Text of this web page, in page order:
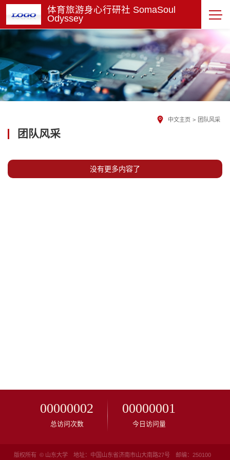
体育旅游身心行研社 SomaSoul
Odyssey
中文主页 > 团队风采
团队风采
没有更多内容了
00000002
总访问次数
00000001
今日访问量
版权所有 © 山东大学 地址：中国山东省济南市山大南路27号 邮编：250100